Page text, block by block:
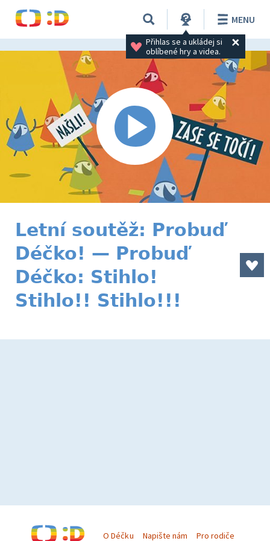
Přihlas se a ukládej si
oblíbené hry a videa.
MENU
Letní soutěž: Probuď
Déčko! — Probuď
Déčko: Stihlo!
Stihlo!! Stihlo!!!
O Déčku Napište nám Pro rodiče